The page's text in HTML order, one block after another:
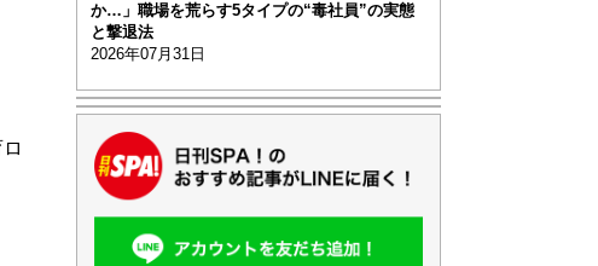
か…」職場を荒らす5タイプの“毒社員”の実態
と撃退法
2026年07月31日